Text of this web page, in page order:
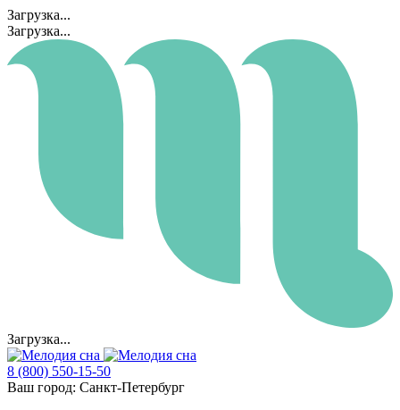
Загрузка...
Загрузка...
Загрузка...
8 (800) 550-15-50
Ваш город: Санкт-Петербург